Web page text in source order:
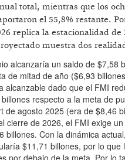
total, mientras que los
el 55,8% restante.
replica la estacionalidad de
muestra dos
alcanzaría un saldo de $7,58
de mitad de año ($6,93
alcanzable dado que el FMI
respecto a la meta de
de agosto 2025 (era de $8,46
cierre de 2026, el FMI exige
billones. Con la dinámica
$11,71 billones, por lo que
por debajo de la meta. Por lo